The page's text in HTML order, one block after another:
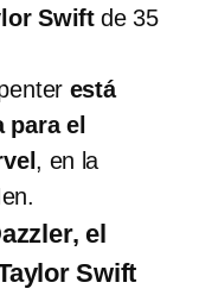
Swift de 35
está
el
, en la
el
Swift